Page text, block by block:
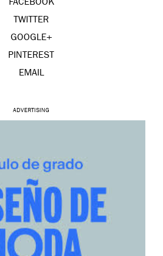
FACEBOOK
TWITTER
GOOGLE+
PINTEREST
EMAIL
ADVERTISING